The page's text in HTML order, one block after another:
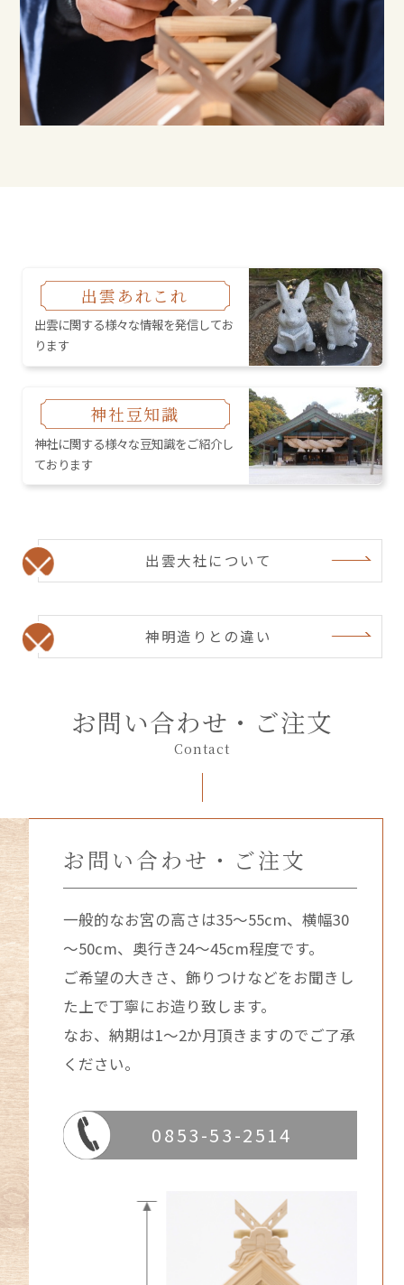
出雲あれこれ
出雲に関する様々な情報を発信してお
ります
神社豆知識
神社に関する様々な豆知識をご紹介し
ております
出雲大社について
神明造りとの違い
お問い合わせ・ご注文
Contact
お問い合わせ・ご注文
一般的なお宮の高さは35～55cm、横幅30
～50cm、奥行き24～45cm程度です。
ご希望の大きさ、飾りつけなどをお聞きし
た上で丁寧にお造り致します。
なお、納期は1～2か月頂きますのでご了承
ください。
0853-53-2514